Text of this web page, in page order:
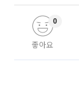
좋아요
0